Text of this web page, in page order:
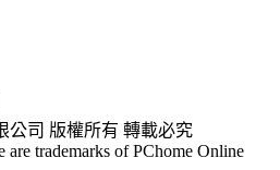
公司 版權所有 轉載必究
are trademarks of PChome Online